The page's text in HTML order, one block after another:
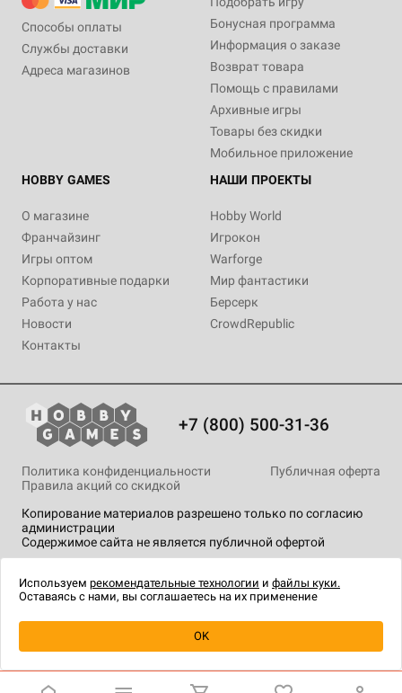
Уведомить о наличии
Способы оплаты
Службы доставки
Адреса магазинов
Бонусная программа
Информация о заказе
Возврат товара
Помощь с правилами
Архивные игры
Товары без скидки
Мобильное приложение
HOBBY GAMES
О магазине
Франчайзинг
Игры оптом
Корпоративные подарки
Работа у нас
Новости
Контакты
НАШИ ПРОЕКТЫ
Hobby World
Игрокон
Warforge
Мир фантастики
Берсерк
CrowdRepublic
+7 (800) 500-31-36
Копирование материалов разрешено только по согласию
администрации
Содержимое сайта не является публичной офертой
Политика конфиденциальности
Публичная оферта
Правила акций со скидкой
технологии.
Используем рекомендательные технологии и файлы куки.
Оставаясь с нами, вы соглашаетесь на их применение
OK